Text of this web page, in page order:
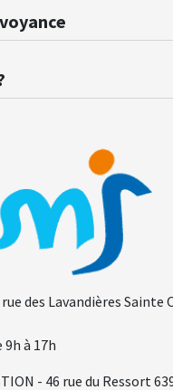
rue des Lavandières Sainte
9h à 17h
- 46 rue du Ressort
justice